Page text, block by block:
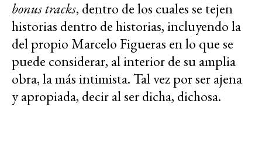
bonus tracks, dentro de los cuales se tejen
historias dentro de historias, incluyendo la
del propio Marcelo Figueras en lo que se
puede considerar, al interior de su amplia
obra, la más intimista. Tal vez por ser ajena
y apropiada, decir al ser dicha, dichosa.